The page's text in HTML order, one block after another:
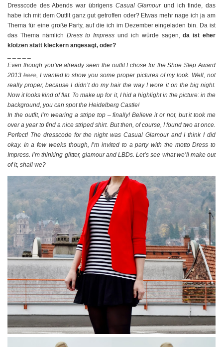
Dresscode des Abends war übrigens Casual Glamour und ich finde, das
habe ich mit dem Outfit ganz gut getroffen oder? Etwas mehr nage ich ja am
Thema für eine große Party, auf die ich im Dezember eingeladen bin. Da ist
das Thema nämlich Dress to Impress und ich würde sagen,da ist eher
klotzen statt kleckern angesagt, oder?
Even though you’ve already seen the outfit I chose for the Shoe Step Award
2013 here, I wanted to show you some proper pictures of my look. Well, not
really proper, because I didn’t do my hair the way I wore it on the big night.
Now it looks kind of flat. To make up for it, I hid a highlight in the picture: in the
background, you can spot the Heidelberg Castle!
In the outfit, I’m wearing a stripe top – finally! Believe it or not, but it took me
over a year to find a nice striped shirt. But then, of course, I found two at once.
Perfect! The dresscode for the night was Casual Glamour and I think I did
okay. In a few weeks though, I’m invited to a party with the motto Dress to
Impress. I’m thinking glitter, glamour and LBDs. Let’s see what we’ll make out
of it, shall we?